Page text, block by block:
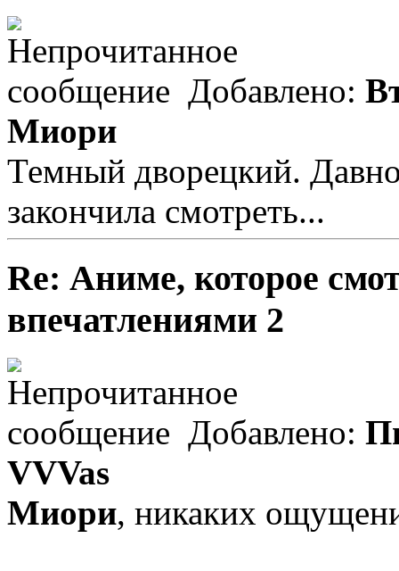
Добавлено:
Миори
Темный дворецкий. Давно
закончила смотреть...
Re: Аниме, которое
впечатлениями 2
Добавлено:
VVVas
Миори, никаких